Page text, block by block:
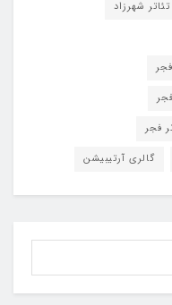
شهرزاد
فجر
گالری آرتیبیشن